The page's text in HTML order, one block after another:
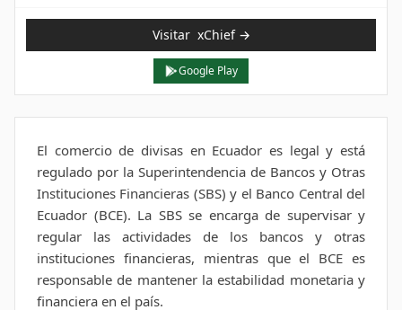
Visitar xChief→
Google Play
El comercio de divisas en Ecuador es legal y está
regulado por la Superintendencia de Bancos y Otras
Instituciones Financieras (SBS) y el Banco Central del
Ecuador (BCE). La SBS se encarga de supervisar y
regular las actividades de los bancos y otras
instituciones financieras, mientras que el BCE es
responsable de mantener la estabilidad monetaria y
financiera en el país.